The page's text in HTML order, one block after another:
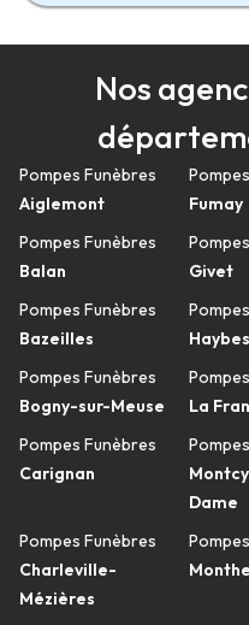
Nos
Pompes Funèbres
Aiglemont
Pompes Funèbres
Balan
Pompes Funèbres
Bazeilles
Pompes Funèbres
Bogny-sur-Meuse
Pompes Funèbres
Carignan
Pompes Funèbres
Charleville-
Mézières
Fumay
Givet
Haybes
La
Dame